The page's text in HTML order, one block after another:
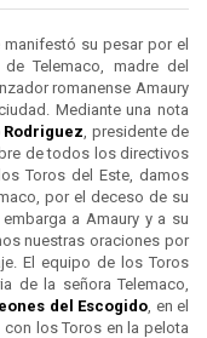
su pesar por el
Telemaco, madre del
romanense Amaury
Mediante una nota
Rodriguez , presidente de
de todos los directivos
Toros del Este, damos
por el deceso de su
a Amaury y a su
nuestras oraciones por
El equipo de los Toros
de la señora Telemaco,
del Escogido , en el
con los Toros en la pelota